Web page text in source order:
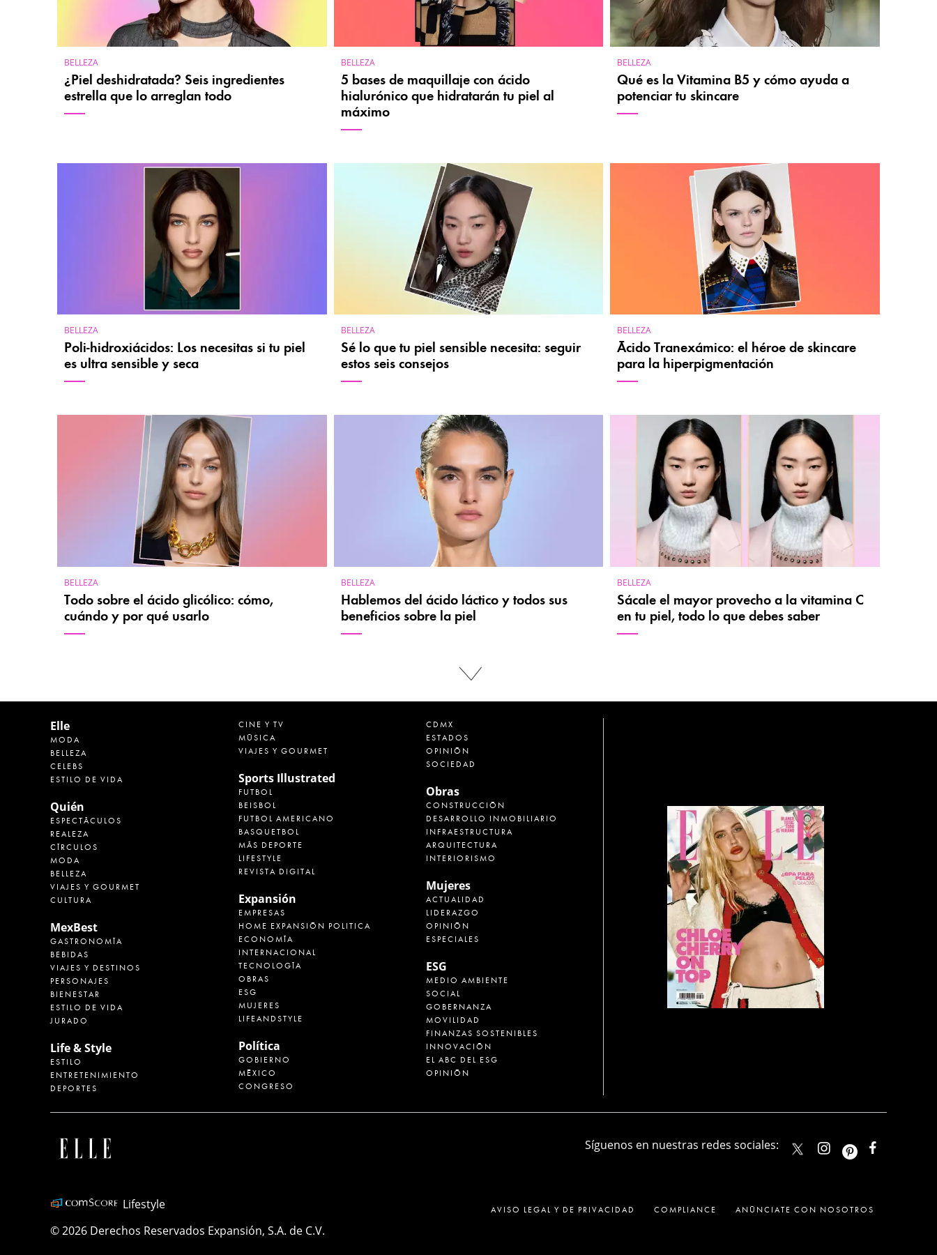
BELLEZA
¿Piel deshidratada? Seis ingredientes
estrella que lo arreglan todo
BELLEZA
5 bases de maquillaje con ácido
hialurónico que hidratarán tu piel al
máximo
BELLEZA
Qué es la Vitamina B5 y cómo ayuda a
potenciar tu skincare
BELLEZA
Poli-hidroxiácidos: Los necesitas si tu piel
es ultra sensible y seca
BELLEZA
Sé lo que tu piel sensible necesita: seguir
estos seis consejos
BELLEZA
Ácido Tranexámico: el héroe de skincare
para la hiperpigmentación
BELLEZA
Todo sobre el ácido glicólico: cómo,
cuándo y por qué usarlo
BELLEZA
Hablemos del ácido láctico y todos sus
beneficios sobre la piel
BELLEZA
Sácale el mayor provecho a la vitamina C
en tu piel, todo lo que debes saber
Elle
MODA
BELLEZA
CELEBS
ESTILO DE VIDA
Quién
ESPECTÁCULOS
REALEZA
CÍRCULOS
MODA
BELLEZA
VIAJES Y GOURMET
CULTURA
MexBest
GASTRONOMÍA
BEBIDAS
VIAJES Y DESTINOS
PERSONAJES
BIENESTAR
ESTILO DE VIDA
JURADO
Life & Style
ESTILO
ENTRETENIMIENTO
DEPORTES
CINE Y TV
MÚSICA
VIAJES Y GOURMET
Sports Illustrated
FUTBOL
BEISBOL
FUTBOL AMERICANO
BASQUETBOL
MÁS DEPORTE
LIFESTYLE
REVISTA DIGITAL
Expansión
EMPRESAS
HOME EXPANSIÓN POLITICA
ECONOMÍA
INTERNACIONAL
TECNOLOGÍA
OBRAS
ESG
MUJERES
LIFEANDSTYLE
Política
GOBIERNO
MÉXICO
CONGRESO
CDMX
ESTADOS
OPINIÓN
SOCIEDAD
Obras
CONSTRUCCIÓN
DESARROLLO INMOBILIARIO
INFRAESTRUCTURA
ARQUITECTURA
INTERIORISMO
Mujeres
ACTUALIDAD
LIDERAZGO
OPINIÓN
ESPECIALES
ESG
MEDIO AMBIENTE
SOCIAL
GOBERNANZA
MOVILIDAD
FINANZAS SOSTENIBLES
INNOVACIÓN
EL ABC DEL ESG
OPINIÓN
AVISO LEGAL Y DE PRIVACIDAD COMPLIANCE ANÚNCIATE CON NOSOTROS
Síguenos en nuestras redes sociales: elle_mexicoellemexico
Lifestyle
© 2026 Derechos Reservados Expansión, S.A. de C.V.